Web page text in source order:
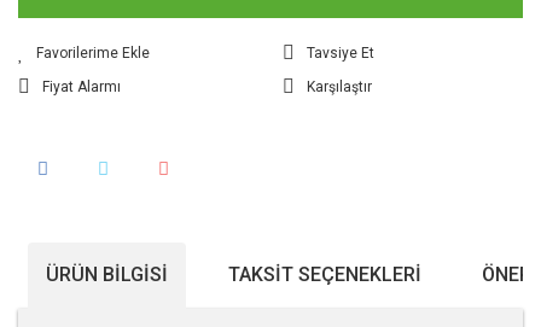
Tavsiye Et
Fiyat Alarmı
Karşılaştır
ÜRÜN BILGISI TAKSIT SEÇENEKLERI